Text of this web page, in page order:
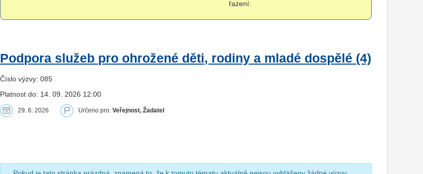
řazení:
Podpora služeb pro ohrožené děti, rodiny a mladé dospělé (4)
Číslo výzvy: 085
Platnost do: 14. 09. 2026 12:00
29. 6. 2026 Určeno pro:Veřejnost, Žadatel